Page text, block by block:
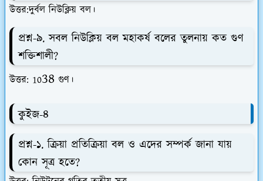
উত্তর:দুর্বল নিউক্লিয় বল।
প্রশ্ন-৯. সবল নিউক্লিয় বল মহাকর্ষ বলের তুলনায় কত গুণ
শক্তিশালী?
উত্তর: 1038 গুণ।
কুইজ-৪
প্রশ্ন-১. ক্রিয়া প্রতিক্রিয়া বল ও এদের সম্পর্ক জানা যায়
কোন সূত্র হতে?